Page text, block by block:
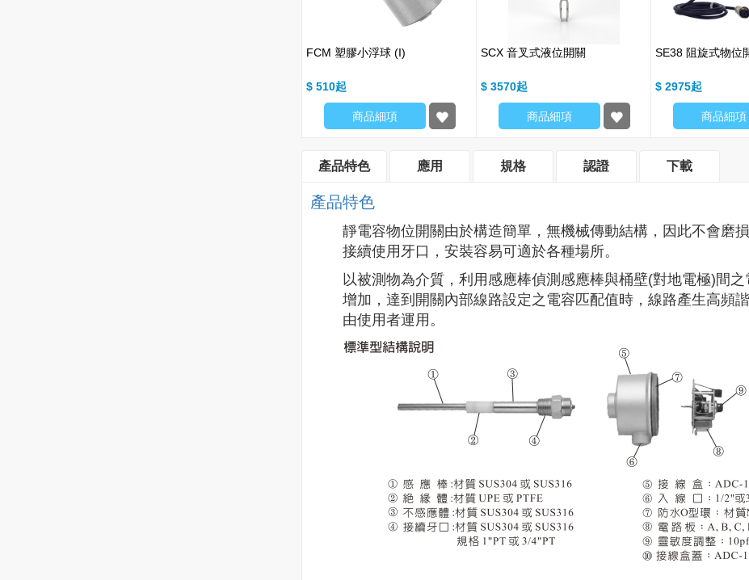
FCM 塑膠小浮球 (I)
$ 510
商品細項
SCX 音叉式液位開關
$ 3570
商品細項
SE38 阻旋式物位
$ 2975
商品細項
產品特色 應用 規格 認證 下載
產品特色
靜電容物位開關由於構造簡單，無機械傳動結構，因此不會磨
接續使用牙口，安裝容易可適於各種場所。
以被測物為介質，利用感應棒偵測感應棒與桶壁(對地電極)間
增加，達到開關內部線路設定之電容匹配值時，線路產生高頻
由使用者運用。